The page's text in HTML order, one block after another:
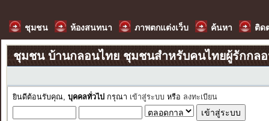
ชุมชน ห้องสนทนา ภาพตกแต่งเว็บ ค้นหา ติด
ชุมชน บ้านกลอนไทย ชุมชนสำหรับคนไทยผู้รักกล
ยินดีต้อนรับคุณ, บุคคลทั่วไป กรุณา เข้าสู่ระบบ หรือ ลงทะเบียน